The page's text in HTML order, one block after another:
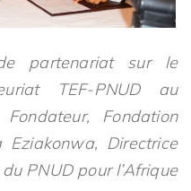
partenariat sur le
TEF-PNUD au
Fondation
Eziakonwa, Directrice
PNUD pour l’Afrique